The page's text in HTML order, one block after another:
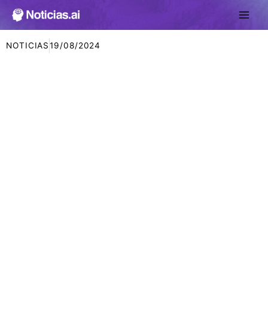
NOTICIAS 19/08/2024